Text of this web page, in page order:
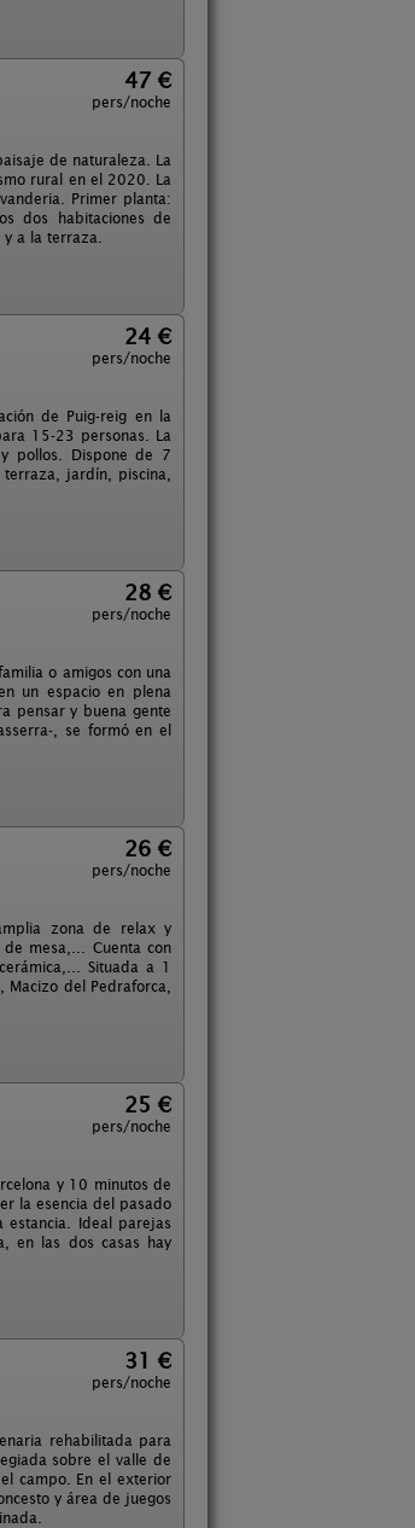
47 €
pers/noche
de naturaleza. La
rural en el 2020. La
Primer planta:
dos habitaciones de
a la terraza.
24 €
pers/noche
de Puig-reig en la
15-23 personas. La
pollos. Dispone de 7
jardín, piscina,
28 €
pers/noche
o amigos con una
un espacio en plena
pensar y buena gente
, se formó en el
26 €
pers/noche
zona de relax y
mesa,... Cuenta con
Situada a 1
del Pedraforca,
25 €
pers/noche
y 10 minutos de
la esencia del pasado
estancia. Ideal parejas
en las dos casas hay
31 €
pers/noche
rehabilitada para
sobre el valle de
campo. En el exterior
y área de juegos